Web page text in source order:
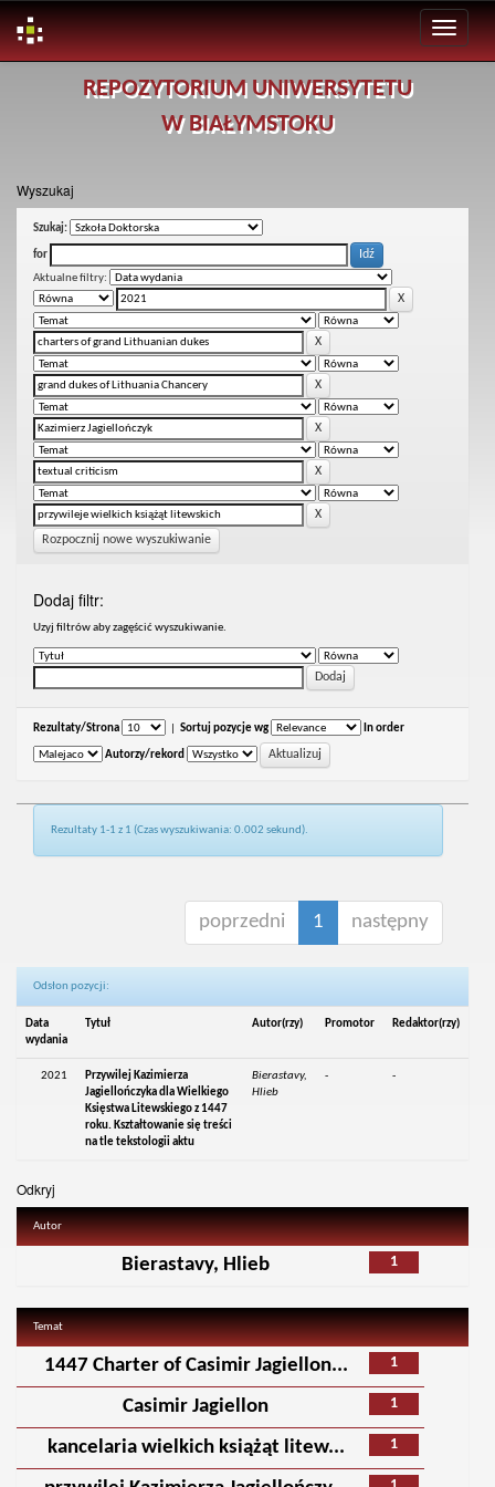
REPOZYTORIUM UNIWERSYTETU
W BIAŁYMSTOKU
Wyszukaj
Szukaj:
for
Aktualne filtry:
Rozpocznij nowe wyszukiwanie
Dodaj filtr:
Uzyj filtrów aby zagęścić wyszukiwanie.
Rezultaty/Strona Sortuj pozycje wg In order
Autorzy/rekord
Rezultaty 1-1 z 1 (Czas wyszukiwania: 0.002 sekund).
poprzedni 1 następny
Odsłon pozycji:
Data
wydania
Tytuł Autor(rzy) Promotor Redaktor(rzy)
2021
Przywilej Kazimierza
Jagiellończyka dla Wielkiego
Księstwa Litewskiego z 1447
roku. Kształtowanie się treści
na tle tekstologii aktu
Bierastavy,
Hlieb
- -
Odkryj
Autor
1
Bierastavy, Hlieb
Temat
1
1447 Charter of Casimir Jagiellon...
1
Casimir Jagiellon
1
kancelaria wielkich książąt litew...